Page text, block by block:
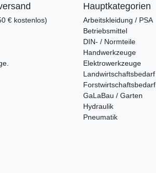
€ kostenlos)
Hauptkategorien
Arbeitskleidung / PSA
Betriebsmittel
DIN- / Normteile
Handwerkzeuge
Elektrowerkzeuge
Landwirtschaftsbedarf
Forstwirtschaftsbedarf
GaLaBau / Garten
Hydraulik
Pneumatik